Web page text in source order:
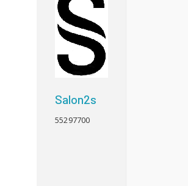
Salon2s
55297700